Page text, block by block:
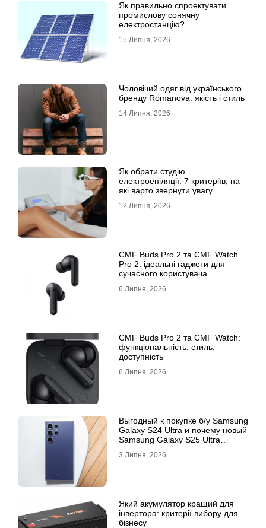
Як правильно спроектувати
промислову сонячну
електростанцію?
15 Липня, 2026
Чоловічий одяг від українського
бренду Romanova: якість і стиль
14 Липня, 2026
Як обрати студію
електроепіляції: 7 критеріїв, на
які варто звернути увагу
12 Липня, 2026
CMF Buds Pro 2 та CMF Watch
Pro 2: ідеальні гаджети для
сучасного користувача
6 Липня, 2026
CMF Buds Pro 2 та CMF Watch:
функціональність, стиль,
доступність
6 Липня, 2026
Выгодный к покупке б/у Samsung
Galaxy S24 Ultra и почему новый
Samsung Galaxy S25 Ultra
3 Липня, 2026
Який акумулятор кращий для
інвертора: критерії вибору для
бізнесу